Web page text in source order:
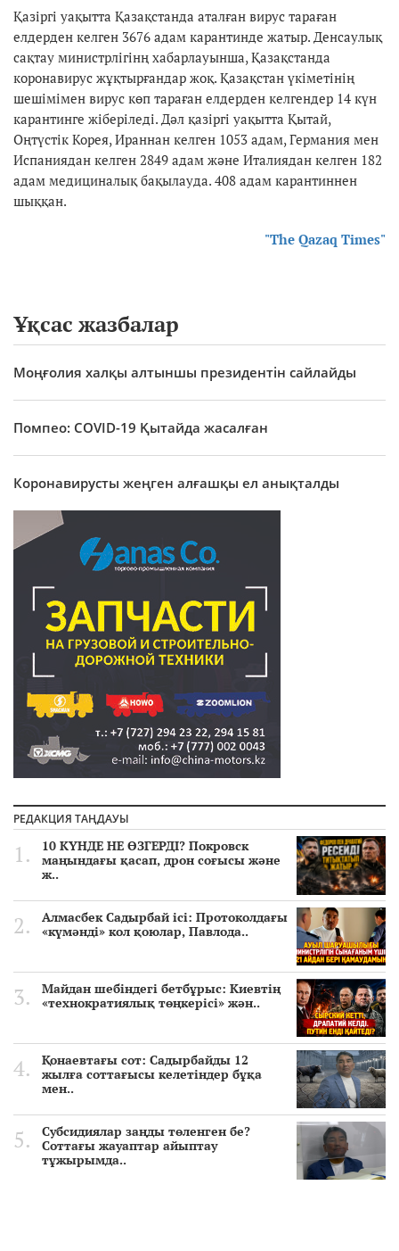
Қазіргі уақытта Қазақстанда аталған вирус тараған
елдерден келген 3676 адам карантинде жатыр. Денсаулық
сақтау министрлігінң хабарлауынша, Қазақстанда
коронавирус жұқтырғандар жоқ. Қазақстан үкіметінің
шешімімен вирус көп тараған елдерден келгендер 14 күн
карантинге жіберіледі. Дәл қазіргі уақытта Қытай,
Оңтүстік Корея, Ираннан келген 1053 адам, Германия мен
Испаниядан келген 2849 адам және Италиядан келген 182
адам медициналық бақылауда. 408 адам карантиннен
шыққан.
"The Qazaq Times"
Ұқсас жазбалар
Моңғолия халқы алтыншы президентін сайлайды
Помпео: COVID-19 Қытайда жасалған
Коронавирусты жеңген алғашқы ел анықталды
РЕДАКЦИЯ ТАҢДАУЫ
10 КҮНДЕ НЕ ӨЗГЕРДІ? Покровск
маңындағы қасап, дрон соғысы және
ж..
Алмасбек Садырбай ісі: Протоколдағы
«күмәнді» кол қоюлар, Павлода..
Майдан шебіндегі бетбұрыс: Киевтің
«технократиялық төңкерісі» жән..
Қонаевтағы сот: Садырбайды 12
жылға соттағысы келетіндер бұқа
мен..
Субсидиялар заңды төленген бе?
Соттағы жауаптар айыптау
тұжырымда..